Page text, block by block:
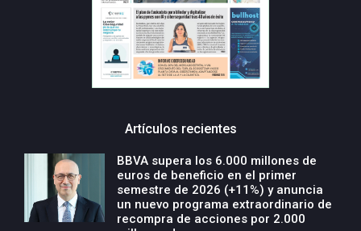
Artículos recientes
BBVA supera los 6.000 millones de
euros de beneficio en el primer
semestre de 2026 (+11%) y anuncia
un nuevo programa extraordinario de
recompra de acciones por 2.000